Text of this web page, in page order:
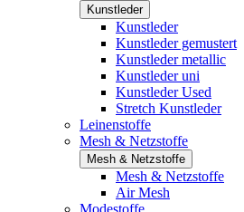
Kunstleder
Kunstleder
Kunstleder gemustert
Kunstleder metallic
Kunstleder uni
Kunstleder Used
Stretch Kunstleder
Leinenstoffe
Mesh & Netzstoffe
Mesh & Netzstoffe
Mesh & Netzstoffe
Air Mesh
Modestoffe